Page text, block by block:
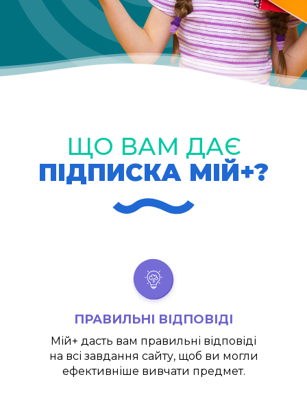
ЩО ВАМ ДАЄ
ПІДПИСКА МІЙ+?
ПРАВИЛЬНІ ВІДПОВІДІ
Мій+ дасть вам правильні відповіді
на всі завдання сайту, щоб ви могли
ефективніше вивчати предмет.